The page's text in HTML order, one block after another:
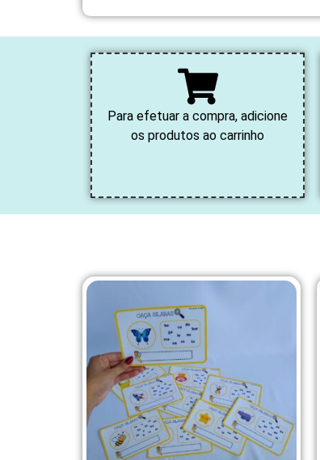
Para efetuar a compra, adicione
os produtos ao carrinho